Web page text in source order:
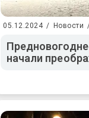
05.12.2024 / Новости
начали